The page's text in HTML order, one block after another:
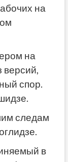
на
на
версий,
спор.
следам
в